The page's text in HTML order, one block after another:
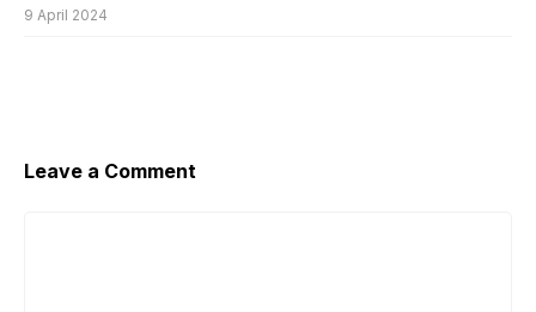
9 April 2024
Leave a Comment